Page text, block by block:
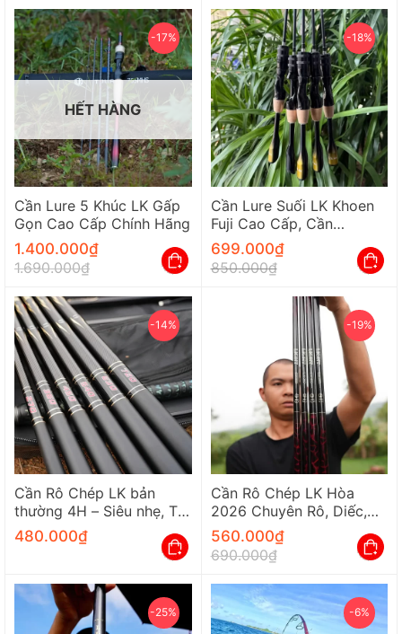
-17%
HẾT HÀNG
Cần Lure 5 Khúc LK Gấp
Gọn Cao Cấp Chính Hãng
1.400.000₫
1.690.000₫
-18%
Cần Lure Suối LK Khoen
Fuji Cao Cấp, Cần
Chuyên Đánh Các Dòng
Cá Suối Và Cá Bé
699.000₫
850.000₫
-14%
Cần Rô Chép LK bản
thường 4H – Siêu nhẹ, Tải
tĩnh 2500g
480.000₫
-19%
Cần Rô Chép LK Hòa
2026 Chuyên Rô, Diếc,
Chép – Độ Cứng 3.5H
560.000₫
690.000₫
-25% -6%